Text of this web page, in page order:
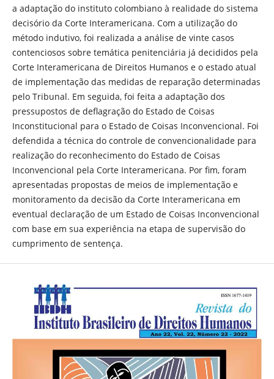
a adaptação do instituto colombiano à realidade do sistema
decisório da Corte Interamericana. Com a utilização do
método indutivo, foi realizada a análise de vinte casos
contenciosos sobre temática penitenciária já decididos pela
Corte Interamericana de Direitos Humanos e o estado atual
de implementação das medidas de reparação determinadas
pelo Tribunal. Em seguida, foi feita a adaptação dos
pressupostos de deflagração do Estado de Coisas
Inconstitucional para o Estado de Coisas Inconvencional. Foi
defendida a técnica do controle de convencionalidade para
realização do reconhecimento do Estado de Coisas
Inconvencional pela Corte Interamericana. Por fim, foram
apresentadas propostas de meios de implementação e
monitoramento da decisão da Corte Interamericana em
eventual declaração de um Estado de Coisas Inconvencional
com base em sua experiência na etapa de supervisão do
cumprimento de sentença.